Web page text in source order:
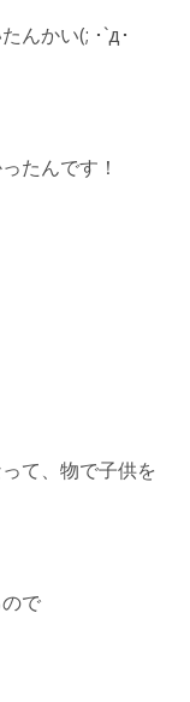
んかい(; ･`д･
たんです！
て、物で子供を
で